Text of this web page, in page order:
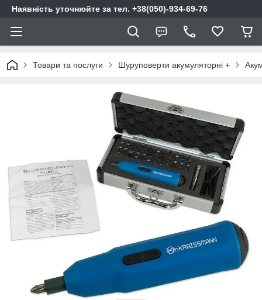
Наявність уточнюйте за тел. +38(050)-934-69-76
Товари та послуги Шуруповерти акумуляторні +